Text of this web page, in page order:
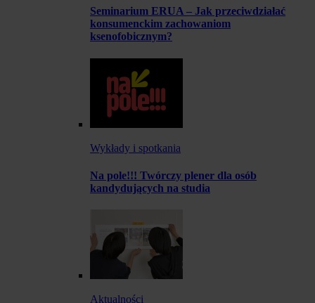
Seminarium ERUA – Jak przeciwdziałać
konsumenckim zachowaniom
ksenofobicznym?
Wykłady i spotkania
Na pole!!! Twórczy plener dla osób
kandydujących na studia
Aktualności